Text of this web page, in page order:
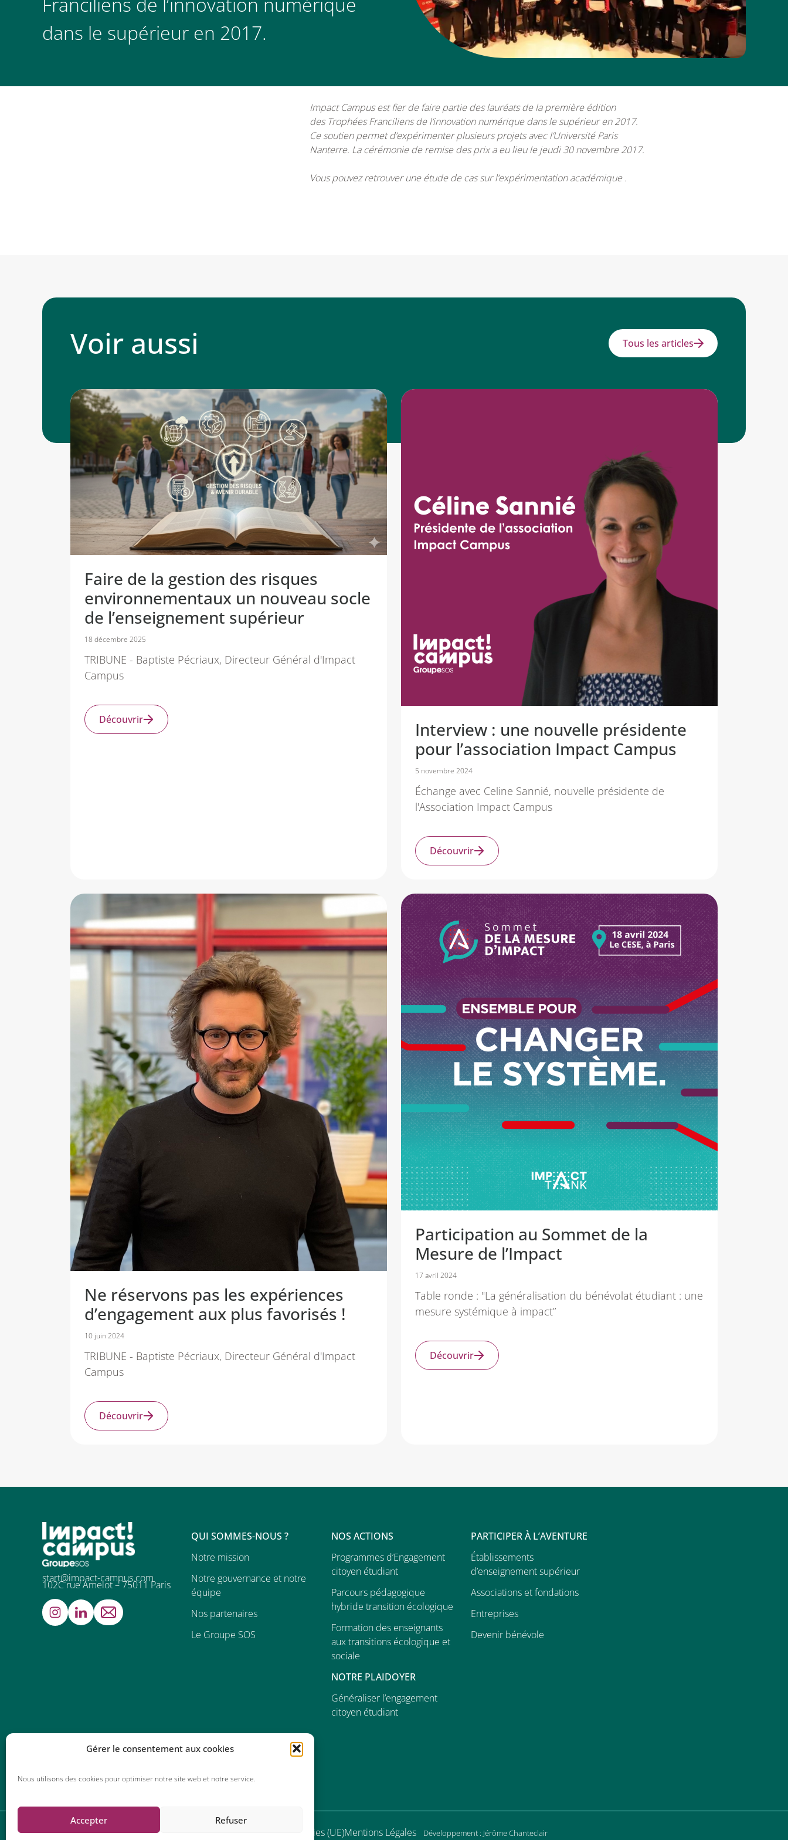
Gérer le consentement aux cookies
Nous utilisons des cookies pour optimiser notre site web et notre service.
Accepter Refuser
dans le supérieur en 2017.
Impact Campusest fier de faire partie des lauréats de la première édition
des Trophées Franciliens de l’innovation numérique dans le supérieur en 2017.
Ce soutien permet d’expérimenter plusieurs projets avec l’Université Paris
Nanterre. La cérémonie de remise des prix a eu lieu le jeudi30 novembre 2017.
Vous pouvez retrouver une étude de cas sur l’expérimentation académique .
Voir aussi Tous les articles
Faire de la gestion des risques
environnementaux un nouveau socle
de l’enseignement supérieur
18 décembre 2025
TRIBUNE - Baptiste Pécriaux, Directeur Général d'Impact
Campus
Découvrir
Interview : une nouvelle présidente
pour l’association Impact Campus
5 novembre 2024
Échange avec Celine Sannié, nouvelle présidente de
l'Association Impact Campus
Découvrir
Ne réservons pas les expériences
d’engagement aux plus favorisés !
10 juin 2024
TRIBUNE - Baptiste Pécriaux, Directeur Général d'Impact
Campus
Découvrir
Participation au Sommet de la
Mesure de l’Impact
17 avril 2024
Table ronde : "La généralisation du bénévolat étudiant : une
mesure systémique à impact”
Découvrir
start@impact-campus.com
102C rue Amelot – 75011 Paris
QUI SOMMES-NOUS ?
Notre mission
Notre gouvernance et notre
équipe
Nos partenaires
Le Groupe SOS
NOS ACTIONS
Programmes d’Engagement
citoyen étudiant
Parcours pédagogique
hybride transition écologique
Formation des enseignants
aux transitions écologique et
sociale
NOTRE PLAIDOYER
Généraliser l’engagement
citoyen étudiant
PARTICIPER À L’AVENTURE
Établissements
d’enseignement supérieur
Associations et fondations
Entreprises
Devenir bénévole
Politique de cookies (UE)Mentions Légales Développement : Jérôme Chanteclair